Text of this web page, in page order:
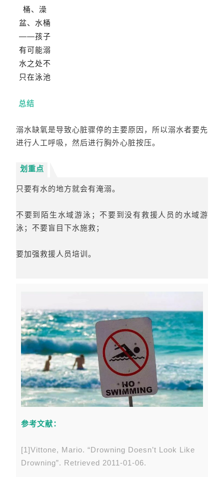
总结
溺水缺氧是导致心脏骤停的主要原因，所以溺水者要先
进行人工呼吸，然后进行胸外心脏按压。
划重点
只要有水的地方就会有淹溺。
不要到陌生水域游泳；不要到没有救援人员的水域游
泳；不要盲目下水施救；
要加强救援人员培训。
参考文献：
[1]Vittone, Mario. “Drowning Doesn’t Look Like
Drowning”. Retrieved 2011-01-06.